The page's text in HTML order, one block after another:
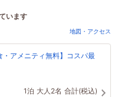
います
地図・アクセス
アメニティ無料】コスパ最
1泊 大人2名 合計(税込)